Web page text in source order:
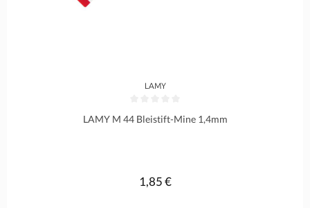
LAMY
LAMY M 44 Bleistift-Mine 1,4mm
Regulärer Preis:
1,85 €